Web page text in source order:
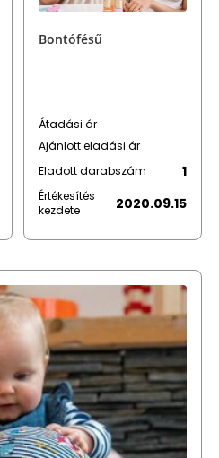
Bontófésű
Átadási ár
Ajánlott eladási ár
Eladott darabszám
1
Értékesítés
kezdete
2020.09.15